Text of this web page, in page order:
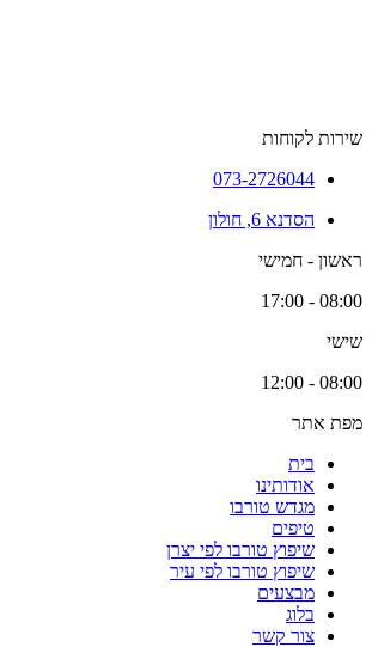
שירות לקוחות
073-2726044
הסדנא 6, חולון
ראשון - חמישי
08:00 - 17:00
שישי
08:00 - 12:00
מפת אתר
בית
אודותינו
מגדש טורבו
טיפים
שיפוץ טורבו לפי יצרן
שיפוץ טורבו לפי עיר
מבצעים
בלוג
צור קשר